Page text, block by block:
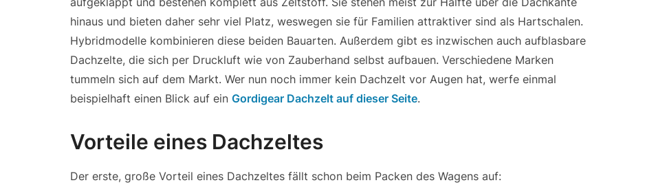
hinaus und bieten daher sehr viel Platz, weswegen sie für Familien attraktiver sind als Hartschalen.
Hybridmodelle kombinieren diese beiden Bauarten. Außerdem gibt es inzwischen auch aufblasbare
Dachzelte, die sich per Druckluft wie von Zauberhand selbst aufbauen. Verschiedene Marken
tummeln sich auf dem Markt. Wer nun noch immer kein Dachzelt vor Augen hat, werfe einmal
beispielhaft einen Blick auf ein Gordigear Dachzelt auf dieser Seite.
Vorteile eines Dachzeltes
Der erste, große Vorteil eines Dachzeltes fällt schon beim Packen des Wagens auf: